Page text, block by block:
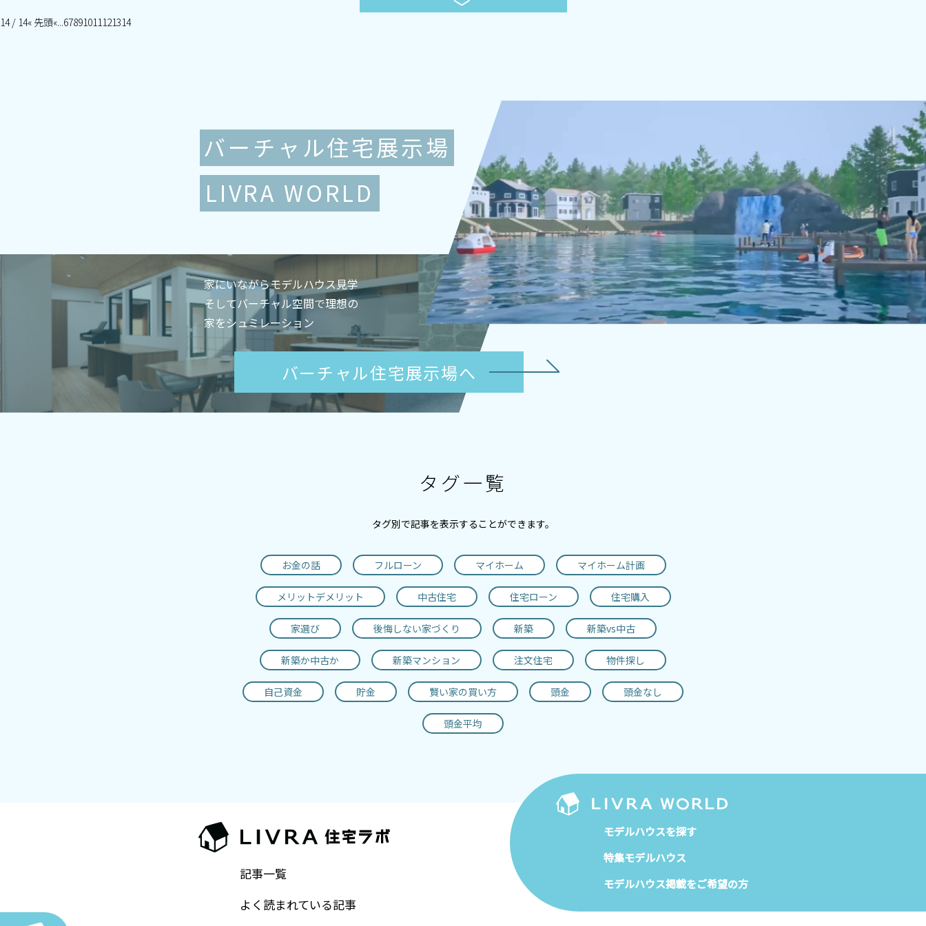
14 / 14« 先頭«...67891011121314
バーチャル住宅展示場
LIVRA WORLD
家にいながらモデルハウス見学
そしてバーチャル空間で理想の
家をシュミレーション
バーチャル住宅展示場へ
タグ一覧
タグ別で記事を表示することができます。
お金の話 フルローン マイホーム マイホーム計画
メリットデメリット 中古住宅 住宅ローン 住宅購入
家選び 後悔しない家づくり 新築 新築vs中古
新築か中古か 新築マンション 注文住宅 物件探し
自己資金 貯金 賢い家の買い方 頭金 頭金なし
頭金平均
モデルハウスを探す
特集モデルハウス
モデルハウス掲載をご希望の方
記事一覧
よく読まれている記事